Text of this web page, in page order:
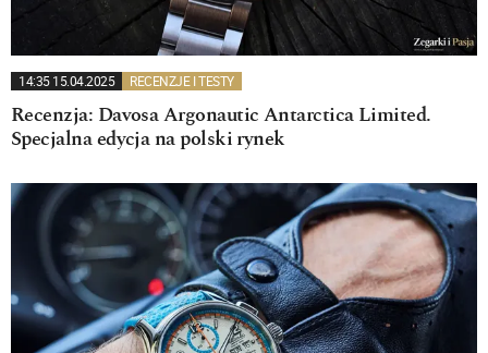
14:35 15.04.2025 RECENZJE I TESTY
Recenzja: Davosa Argonautic Antarctica Limited.
Specjalna edycja na polski rynek